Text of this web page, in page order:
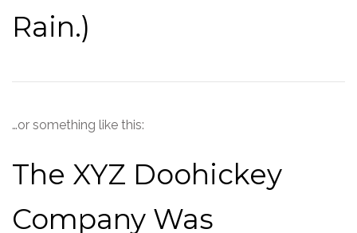
Rain.)
…or something like this:
The XYZ Doohickey
Company Was